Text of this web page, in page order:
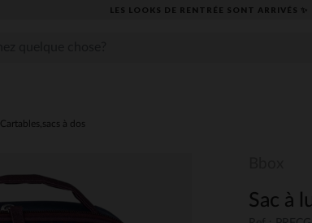
LES LOOKS DE RENTRÉE SONT ARRIVÉS ✨
Cartables,sacs à dos
Sac à